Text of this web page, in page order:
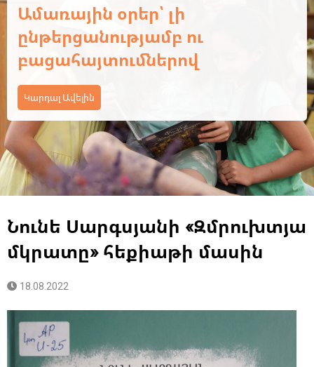
Ամառային օրեր՝ լի
ընթերցանությամբ ու
բացահայտումներով
Կարդալ Ավելին
Նունե Սարգսյանի «Զմրուխտյա
մկրատը» հեքիաթի մասին
18.08.2022